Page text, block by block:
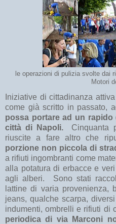
le operazioni di pulizia svolte dai
Motori
Iniziative di cittadinanza
come già scritto in passato,
possa portare ad un
città di Napoli. Cinquanta
riuscite a fare altro che
porzione non piccola di
a rifiuti ingombranti come
alla potatura di erbacce e
agli alberi. Sono stati
lattine di varia provenienza,
jeans, qualche scarpa,
indumenti, ombrelli e rifiuti di
periodica di via Marconi